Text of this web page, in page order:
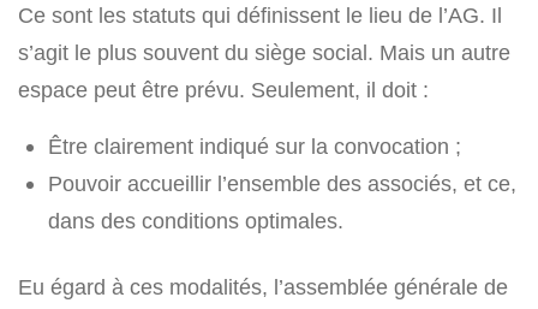
Ce sont les statuts qui définissent le lieu de l’AG. Il
s’agit le plus souvent du siège social. Mais un autre
espace peut être prévu. Seulement, il doit :
Être clairement indiqué sur la convocation ;
Pouvoir accueillir l’ensemble des associés, et ce,
dans des conditions optimales.
Eu égard à ces modalités, l’assemblée générale de